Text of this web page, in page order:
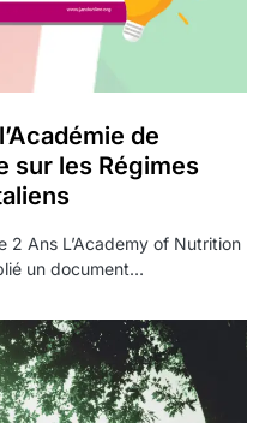
de
sur les Régimes
2 Ans L’Academy of Nutrition
un document…